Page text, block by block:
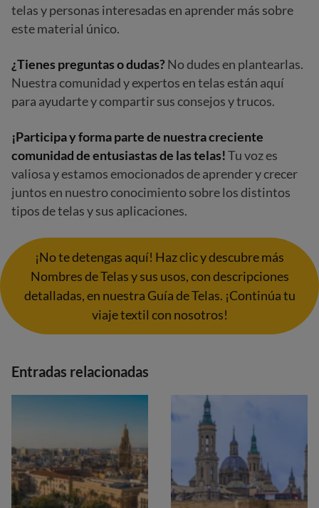
telas y personas interesadas en aprender más sobre
este material único.
¿Tienes preguntas o dudas? No dudes en plantearlas.
Nuestra comunidad y expertos en telas están aquí
para ayudarte y compartir sus consejos y trucos.
¡Participa y forma parte de nuestra creciente
comunidad de entusiastas de las telas!Tu voz es
valiosa y estamos emocionados de aprender y crecer
juntos en nuestro conocimiento sobre los distintos
tipos de telas y sus aplicaciones.
¡No te detengas aquí! Haz clic y descubre más
Nombres de Telas y sus usos, con descripciones
detalladas, en nuestra Guía de Telas. ¡Continúa tu
viaje textil con nosotros!
Entradas relacionadas